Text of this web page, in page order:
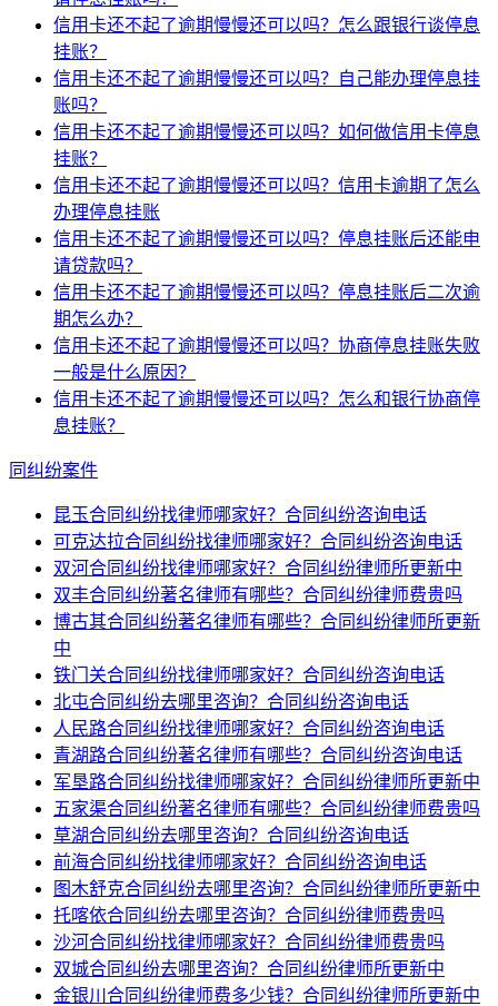
信用卡还不起了逾期慢慢还可以吗？怎么跟银行谈停息
挂账？
信用卡还不起了逾期慢慢还可以吗？自己能办理停息挂
账吗？
信用卡还不起了逾期慢慢还可以吗？如何做信用卡停息
挂账？
信用卡还不起了逾期慢慢还可以吗？信用卡逾期了怎么
办理停息挂账
信用卡还不起了逾期慢慢还可以吗？停息挂账后还能申
请贷款吗？
信用卡还不起了逾期慢慢还可以吗？停息挂账后二次逾
期怎么办？
信用卡还不起了逾期慢慢还可以吗？协商停息挂账失败
一般是什么原因？
信用卡还不起了逾期慢慢还可以吗？怎么和银行协商停
息挂账？
同纠纷案件
昆玉合同纠纷找律师哪家好？合同纠纷咨询电话
可克达拉合同纠纷找律师哪家好？合同纠纷咨询电话
双河合同纠纷找律师哪家好？合同纠纷律师所更新中
双丰合同纠纷著名律师有哪些？合同纠纷律师费贵吗
博古其合同纠纷著名律师有哪些？合同纠纷律师所更新
中
铁门关合同纠纷找律师哪家好？合同纠纷咨询电话
北屯合同纠纷去哪里咨询？合同纠纷咨询电话
人民路合同纠纷找律师哪家好？合同纠纷咨询电话
青湖路合同纠纷著名律师有哪些？合同纠纷咨询电话
军垦路合同纠纷找律师哪家好？合同纠纷律师所更新中
五家渠合同纠纷著名律师有哪些？合同纠纷律师费贵吗
草湖合同纠纷去哪里咨询？合同纠纷咨询电话
前海合同纠纷找律师哪家好？合同纠纷咨询电话
图木舒克合同纠纷去哪里咨询？合同纠纷律师所更新中
托喀依合同纠纷去哪里咨询？合同纠纷律师费贵吗
沙河合同纠纷找律师哪家好？合同纠纷律师费贵吗
双城合同纠纷去哪里咨询？合同纠纷律师所更新中
金银川合同纠纷律师费多少钱？合同纠纷律师所更新中